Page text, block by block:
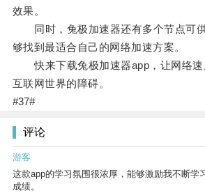
效果。
同时，兔极加速器还有多个节点可
够找到最适合自己的网络加速方案。
快来下载兔极加速器app，让网络速
互联网世界的障碍。
#37#
评论
游客
这款app的学习氛围很浓厚，能够激励我不断学
成绩。